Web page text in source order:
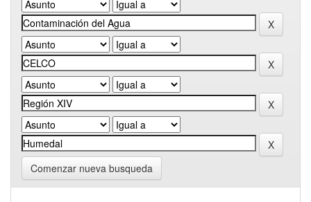
Comenzar nueva busqueda